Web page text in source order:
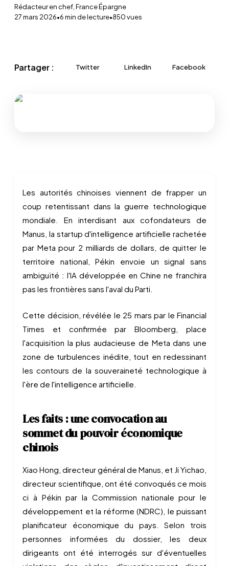
Rédacteur en chef, France Épargne
27 mars 2026•6min de lecture•850vues
Partager : Twitter LinkedIn Facebook
Les autorités chinoises viennent de frapper un
coup retentissant dans la guerre technologique
mondiale. En interdisant aux cofondateurs de
Manus, la startup d'intelligence artificielle rachetée
par Meta pour 2 milliards de dollars, de quitter le
territoire national, Pékin envoie un signal sans
ambiguïté : l'IA développée en Chine ne franchira
pas les frontières sans l'aval du Parti.
Cette décision, révélée le 25 mars par le Financial
Times et confirmée par Bloomberg, place
l'acquisition la plus audacieuse de Meta dans une
zone de turbulences inédite, tout en redessinant
les contours de la souveraineté technologique à
l'ère de l'intelligence artificielle.
Les faits : une convocation au
sommet du pouvoir économique
chinois
Xiao Hong, directeur général de Manus, et Ji Yichao,
directeur scientifique, ont été convoqués ce mois
ci à Pékin par la Commission nationale pour le
développement et la réforme (NDRC), le puissant
planificateur économique du pays. Selon trois
personnes informées du dossier, les deux
dirigeants ont été interrogés sur d'éventuelles